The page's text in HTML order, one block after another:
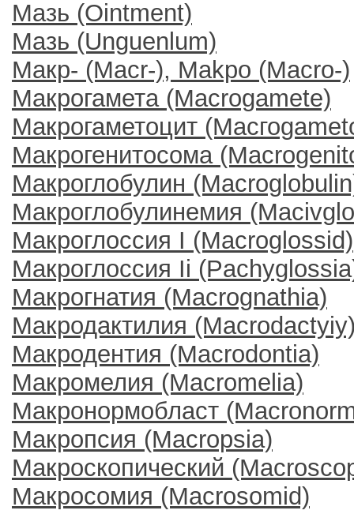
Мазь (Ointment)
Мазь (Unguenlum)
Макр- (Macr-), Makpo (Macro-)
Макрогамета (Macrogamete)
Макрогаметоцит
Макрогенитосома
Макроглобулин
Макроглобулинемия
Макроглоссия I (Macroglossid)
Макроглоссия Ii
Макрогнатия (Macrognathia)
Макродактилия
Макродентия (Macrodontia)
Макромелия (Macromelia)
Макронормобласт
Макропсия (Macropsia)
Макроскопический
Макросомия (Macrosomid)